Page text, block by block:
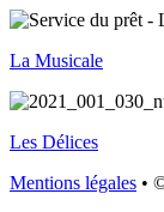
La Musicale
Les Délices
Mentions légales •